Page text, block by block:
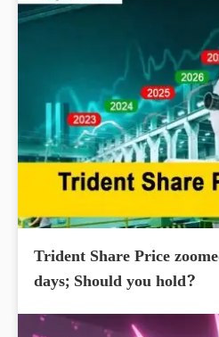
Trident Share Price
days; Should you hold?